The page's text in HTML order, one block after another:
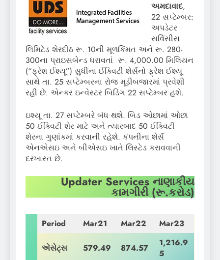
અમદાવાદ,
22 સપ્ટેમ્બર:
અપડેટર
સર્વિસીસ
લિમિટેડ શેરદીઠ રૂ. 10ની મૂળકિંમત અને રૂ. 280-
300ના પ્રાઇસબેન્ડ ધરાવતાં રૂ. 4,000.00 મિલિયન
(“ફ્રેશ ઈશ્યૂ”) સુધીના ઈક્વિટી શેર્સનો ફ્રેશ ઈશ્યૂ
સાથે તા. 25 સપ્ટેમ્બરના રોજ મૂડીબજારમાં પ્રવેશી
રહી છે. એન્કર ઇન્વેસ્ટર બિડિંગ 22 સપ્ટેમ્બર હશે.
ઇશ્યૂ તા. 27 સપ્ટેમ્બરે બંધ થશે. બિડ ઓછામાં ઓછા
50 ઈક્વિટી શેર માટે અને ત્યારબાદ 50 ઈક્વિટી
શેરના ગુણાંકમાં કરવાની રહેશે. કંપનીના શેર્સ
એનએસઇ અને બીએસઇ ખાતે લિસ્ટેડ કરાવવાની
દરખાસ્ત છે.
Updater Services નાણાકીય
કામગીરી (રૂ.કરોડ)
Period Mar21 Mar22 Mar23
એસેટ્સ 579.49 874.57
1,216.9
5